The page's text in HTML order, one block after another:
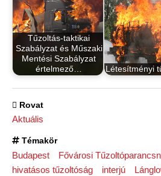
Tűzoltás-taktikai
Szabályzat és Műszaki
Mentési Szabályzat
értelmező…
Létesítményi
Rovat
Aktuális
Témakör
Budapest
Fővárosi
hivatásos tűzoltóság
interjú